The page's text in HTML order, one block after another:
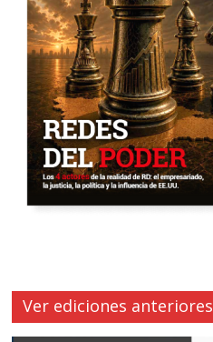
Ver ediciones anteriores